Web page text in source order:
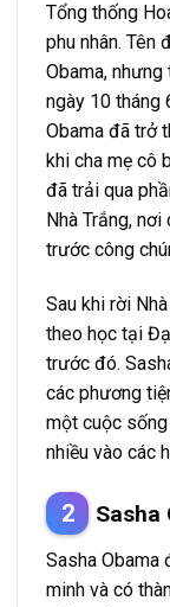
Tổng thống
phu nhân. Tên
Obama,
ngày 10 tháng
Obama đã trở
khi cha mẹ cô
đã trải qua
Nhà Trắng,
trước công
Sau khi rời
theo học tại
trước đó.
các phương
một cuộc
nhiều vào các
Sasha
Sasha
minh và có